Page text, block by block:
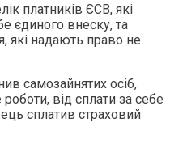
платників ЄСВ, які
єдиного внеску, та
які надають право не
самозайнятих осіб,
від сплати за себе
сплатив страховий